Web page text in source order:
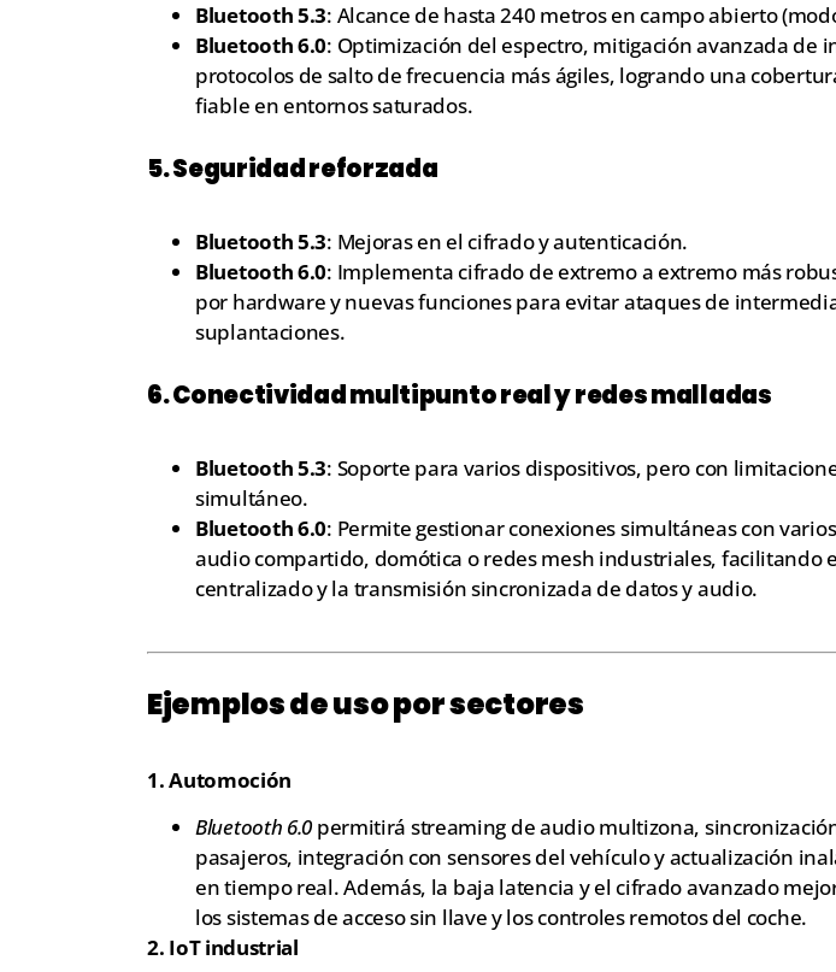
Bluetooth 5.3: Alcance de hasta 240 metros en campo abierto
Bluetooth 6.0: Optimización del espectro, mitigación avanzada de
protocolos de salto de frecuencia más ágiles, logrando una
fiable en entornos saturados.
5.Seguridad reforzada
Bluetooth 5.3: Mejoras en el cifrado y autenticación.
Bluetooth 6.0: Implementa cifrado de extremo a extremo más
por hardware y nuevas funciones para evitar ataques de
suplantaciones.
6.Conectividad multipunto real y redes malladas
Bluetooth 5.3: Soporte para varios dispositivos, pero con
simultáneo.
Bluetooth 6.0: Permite gestionar conexiones simultáneas con
audio compartido, domótica o redes mesh industriales, facilitando
centralizado y la transmisión sincronizada de datos y audio.
Ejemplos de uso por sectores
1. Automoción
Bluetooth 6.0 permitirá streaming de audio multizona,
pasajeros, integración con sensores del vehículo y actualización
en tiempo real. Además, la baja latencia y el cifrado avanzado
los sistemas de acceso sin llave y los controles remotos del coche.
2. IoT industrial